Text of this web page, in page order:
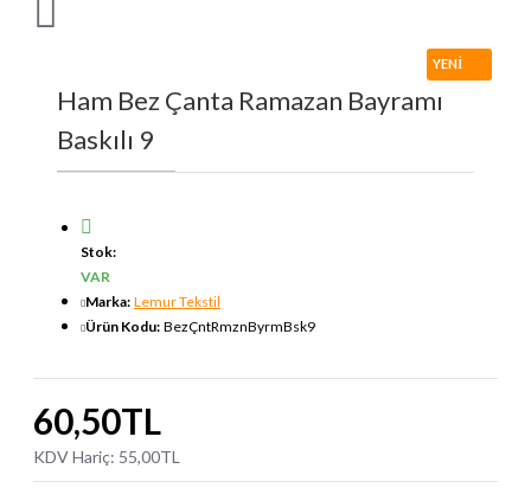
YENI
Ham Bez Çanta Ramazan Bayramı
Baskılı 9
60,50TL
KDV Hariç: 55,00TL
Stok:
VAR
Marka: Lemur Tekstil
Ürün Kodu: BezÇntRmznByrmBsk9